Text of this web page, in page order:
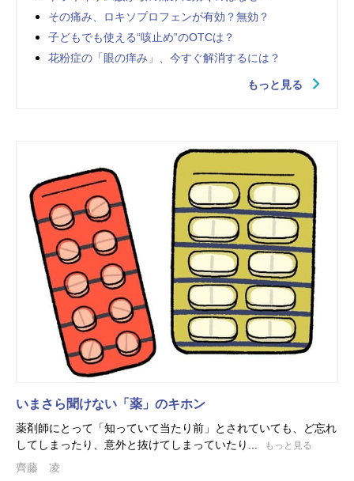
その痛み、ロキソプロフェンが有効？無効？
子どもでも使える“咳止め”のOTCは？
花粉症の「眼の痒み」、今すぐ解消するには？
もっと見る
いまさら聞けない「薬」のキホン
薬剤師にとって「知っていて当たり前」とされていても、ど忘れ
してしまったり、意外と抜けてしまっていたり...
もっと見る
齊藤 凌